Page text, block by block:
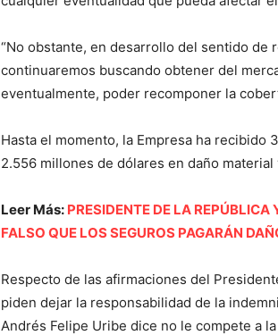
“No obstante, en desarrollo del sentido de
continuaremos buscando obtener del
eventualmente, poder recomponer la
Hasta el momento, la Empresa ha
2.556 millones de dólares en daño
Leer Más: PRESIDENTE DE LA
FALSO QUE LOS SEGUROS PAGARÁN
Respecto de las afirmaciones del
piden dejar la responsabilidad de la
Andrés Felipe Uribe dice no le compete a